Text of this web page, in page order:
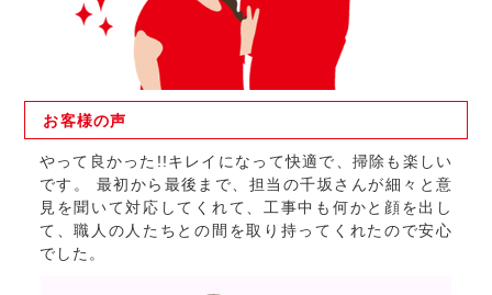
お客様の声
やって良かった!!キレイになって快適で、掃除も楽しい
です。 最初から最後まで、担当の千坂さんが細々と意
見を聞いて対応してくれて、工事中も何かと顔を出し
て、職人の人たちとの間を取り持ってくれたので安心
でした。